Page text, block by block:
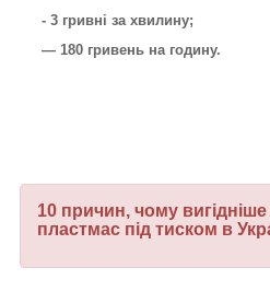
- 3 гривні за хвилину;
— 180 гривень на годину.
10 причин, чому
пластмас під тиском в